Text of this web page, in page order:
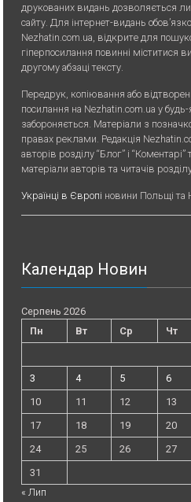
друкованих видань дозволяється
сайту. Для iнтернет-видань
Nezhatin.com.ua, відкрите для
гіперпосилання повинні
другому абзаці тексту.
Передрук, копiювання або
посилання на Nezhatin.com.ua у
забороняється. Матеріали з
правах реклами. Редакція
авторів розділу “Блог” і
матеріали авторів та читачів
Українці в Європі новини Польщі та
Календар Новин
Серпень 2026
Пн
Вт Ср Чт
3
4 5 6
10
11 12 13
17
18 19 20
24
25 26 27
31
« Лип